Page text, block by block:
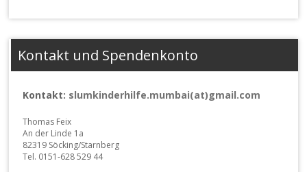
Kontakt und Spendenkonto
Kontakt: slumkinderhilfe.mumbai(at)gmail.com
Thomas Feix
An der Linde 1a
82319 Söcking/Starnberg
Tel. 0151-628 529 44